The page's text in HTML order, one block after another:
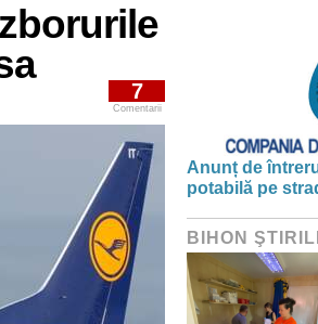
7
Comentarii
Anunț de
potabilă pe
BIHON